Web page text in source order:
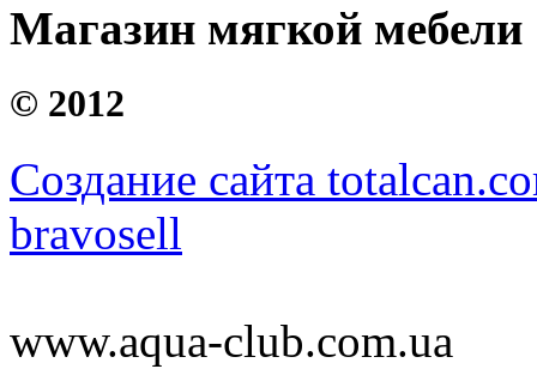
Магазин мягкой мебели
© 2012
Создание сайта
bravosell
www.aqua-club.com.ua